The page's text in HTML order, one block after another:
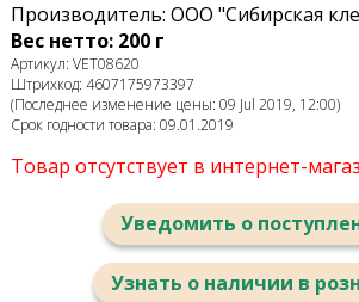
Производитель: ООО "Сибирская
Вес нетто: 200 г
Артикул: VET08620
Штрихкод: 4607175973397
(Последнее изменение цены: 09 Jul 2019, 12:00)
Срок годности товара: 09.01.2019
Товар отсутствует в интернет-
Уведомить о
Узнать о наличии в